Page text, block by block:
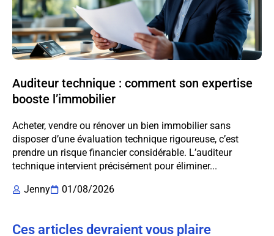
Auditeur technique : comment son expertise
booste l’immobilier
Acheter, vendre ou rénover un bien immobilier sans
disposer d’une évaluation technique rigoureuse, c’est
prendre un risque financier considérable. L’auditeur
technique intervient précisément pour éliminer...
Jenny
01/08/2026
Ces articles devraient vous plaire